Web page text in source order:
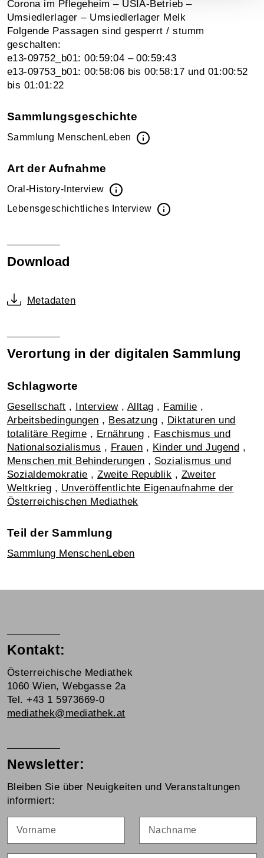
Corona im Pflegeheim – USIA-Betrieb –
Umsiedlerlager – Umsiedlerlager Melk
Folgende Passagen sind gesperrt / stumm
geschalten:
e13-09752_b01: 00:59:04 – 00:59:43
e13-09753_b01: 00:58:06 bis 00:58:17 und 01:00:52
bis 01:01:22
Sammlungsgeschichte
Sammlung MenschenLeben
Art der Aufnahme
Oral-History-Interview
Lebensgeschichtliches Interview
Download
Metadaten
Verortung in der digitalen Sammlung
Schlagworte
Gesellschaft , Interview, Alltag , Familie ,
Arbeitsbedingungen , Besatzung , Diktaturen und
totalitäre Regime , Ernährung , Faschismus und
Nationalsozialismus , Frauen , Kinder und Jugend ,
Menschen mit Behinderungen , Sozialismus und
Sozialdemokratie ,Zweite Republik , Zweiter
Weltkrieg , Unveröffentlichte Eigenaufnahme der
Österreichischen Mediathek
Teil der Sammlung
Sammlung MenschenLeben
Kontakt:
Österreichische Mediathek
1060 Wien, Webgasse 2a
Tel. +43 1 5973669-0
mediathek@mediathek.at
Newsletter:
Bleiben Sie über Neuigkeiten und Veranstaltungen
informiert: